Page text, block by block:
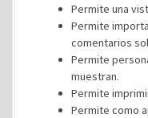
Permite una
Permite
comentarios
Permite
muestran.
Permite
Permite como